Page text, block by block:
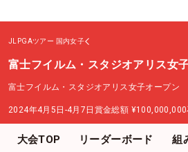
JLPGAツアー 国内女子
富士フイルム・スタジオアリス女
富士フイルム・スタジオアリス女子オープン
2024年4月5日-4月7日 賞金総額 ¥100,000,000
大会TOP リーダーボード 組